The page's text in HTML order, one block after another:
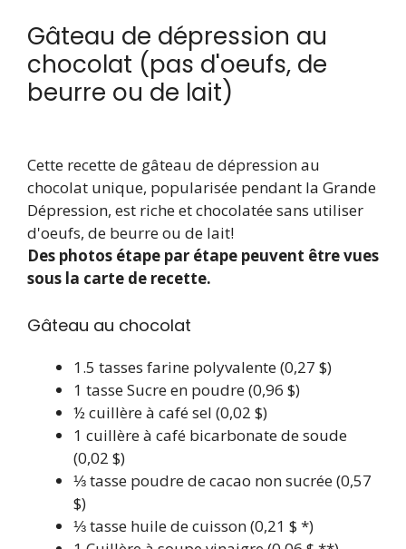
Gâteau de dépression au
chocolat (pas d'oeufs, de
beurre ou de lait)
Cette recette de gâteau de dépression au
chocolat unique, popularisée pendant la Grande
Dépression, est riche et chocolatée sans utiliser
d'oeufs, de beurre ou de lait!
Des photos étape par étape peuvent être vues
sous la carte de recette.
Gâteau au chocolat
1.5 tasses farine polyvalente(0,27 $)
1 tasseSucre en poudre(0,96 $)
½cuillère à cafésel (0,02 $)
1 cuillère à café bicarbonate de soude
(0,02 $)
⅓tasse poudre de cacao non sucrée(0,57
$)
⅓tasse huile de cuisson(0,21 $ *)